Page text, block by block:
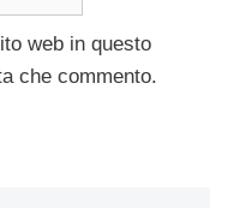
web in questo
che commento.